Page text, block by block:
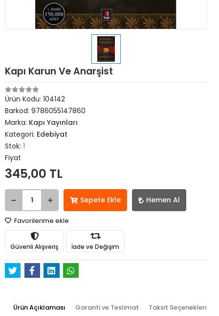
Kapı Karun Ve Anarşist
Ürün Kodu: 104142
Barkod: 9786055147860
Marka: Kapı Yayınları
Kategori: Edebiyat
Stok: 1
Fiyat
345,00 TL
Sepete Ekle Hemen Al
Favorilerime ekle
Güvenli Alışveriş İade ve Değişim
Ürün Açıklaması Garanti ve Teslimat Taksit Seçenekleri